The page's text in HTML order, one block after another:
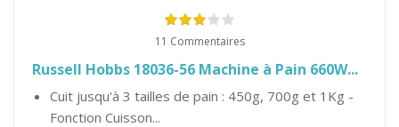
11 Commentaires
Russell Hobbs 18036-56 Machine à Pain 660W...
Cuit jusqu'à 3 tailles de pain : 450g, 700g et 1Kg -
Fonction Cuisson...